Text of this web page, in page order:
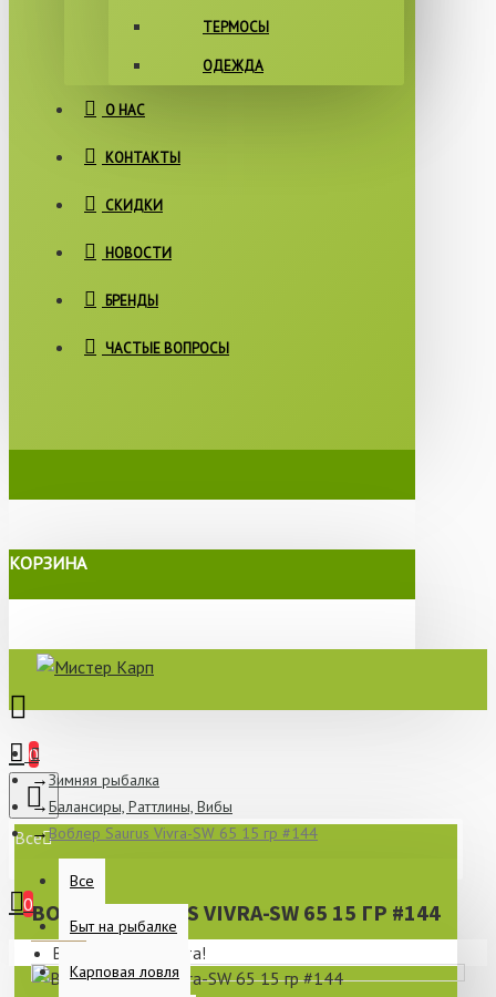
ТЕРМОСЫ
ОДЕЖДА
О НАС
КОНТАКТЫ
СКИДКИ
НОВОСТИ
БРЕНДЫ
ЧАСТЫЕ ВОПРОСЫ
КОРЗИНА
0
Все
Все
Быт на рыбалке
Карповая ловля
0
Ваша корзина пуста!
Зимняя рыбалка
Балансиры, Раттлины, Вибы
Воблер Saurus Vivra-SW 65 15 гр #144
ВОБЛЕР SAURUS VIVRA-SW 65 15 ГР #144